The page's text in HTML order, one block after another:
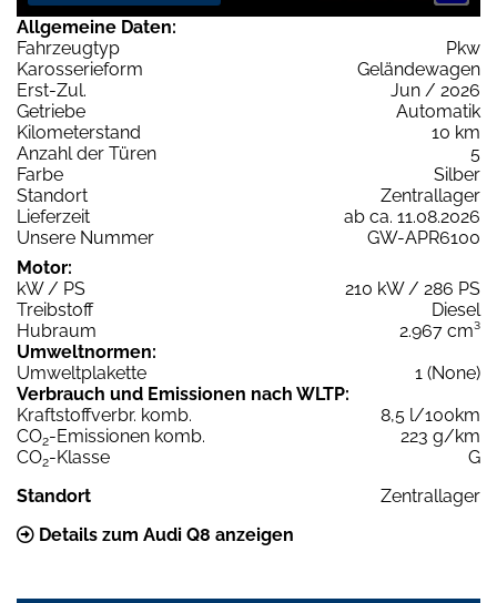
Allgemeine Daten:
Fahrzeugtyp
Pkw
Karosserieform
Geländewagen
Erst-Zul.
Jun / 2026
Getriebe
Automatik
Kilometerstand
10 km
Anzahl der Türen
5
Farbe
Silber
Standort
Zentrallager
Lieferzeit
ab ca. 11.08.2026
Unsere Nummer
GW-APR6100
Motor:
kW / PS
210 kW / 286 PS
Treibstoff
Diesel
Hubraum
2.967 cm³
Umweltnormen:
Umweltplakette
1 (None)
Verbrauch und Emissionen nach WLTP:
Kraftstoffverbr. komb.
8,5 l/100km
CO2-Emissionen komb.
223 g/km
CO2-Klasse
G
Standort
Zentrallager
Details zum Audi Q8 anzeigen